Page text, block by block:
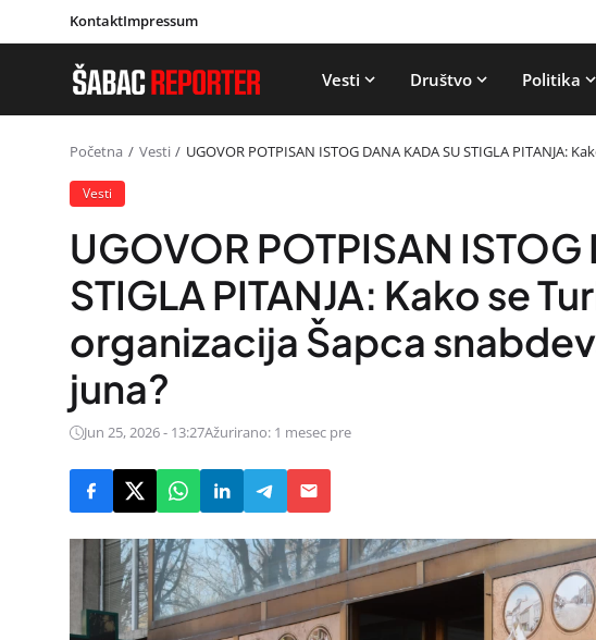
KontaktImpressum
Vesti Društvo Politika
Početna Vesti UGOVOR POTPISAN ISTOG DANA KADA SU STIGLA
Vesti
UGOVOR POTPISAN ISTOG
STIGLA PITANJA: Kako se
organizacija Šapca
juna?
Jun 25, 2026 - 13:27Ažurirano: 1 mesec pre